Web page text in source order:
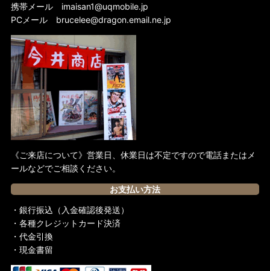
携帯メール imaisan1@uqmobile.jp
PCメール brucelee@dragon.email.ne.jp
《ご来店について》営業日、休業日は不定ですので電話またはメ
ールなどでご相談ください。
お支払い方法
・銀行振込（入金確認後発送）
・各種クレジットカード決済
・代金引換
・現金書留